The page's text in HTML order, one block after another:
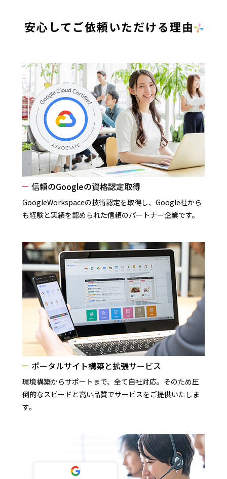
安心してご依頼いただける理由
信頼のGoogleの資格認定取得
GoogleWorkspaceの技術認定を取得し、Google社から
も経験と実績を認められた信頼のパートナー企業です。
ポータルサイト構築と拡張サービス
環境構築からサポートまで、全て自社対応。そのため圧
倒的なスピードと高い品質でサービスをご提供いたしま
す。